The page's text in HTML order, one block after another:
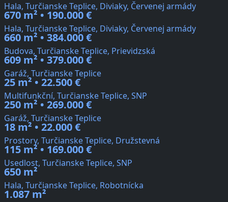
Hala, Turčianske Teplice, Diviaky, Červenej armády
670 m² • 190.000 €
Hala, Turčianske Teplice, Diviaky, Červenej armády
660 m² • 384.000 €
Budova, Turčianske Teplice, Prievidzská
609 m² • 379.000 €
Garáž, Turčianske Teplice
25 m² • 22.500 €
Multifunkční, Turčianske Teplice, SNP
250 m² • 269.000 €
Garáž, Turčianske Teplice
18 m² • 22.000 €
Prostory, Turčianske Teplice, Družstevná
115 m² • 169.000 €
Usedlost, Turčianske Teplice, SNP
650 m²
Hala, Turčianske Teplice, Robotnícka
1.087 m²